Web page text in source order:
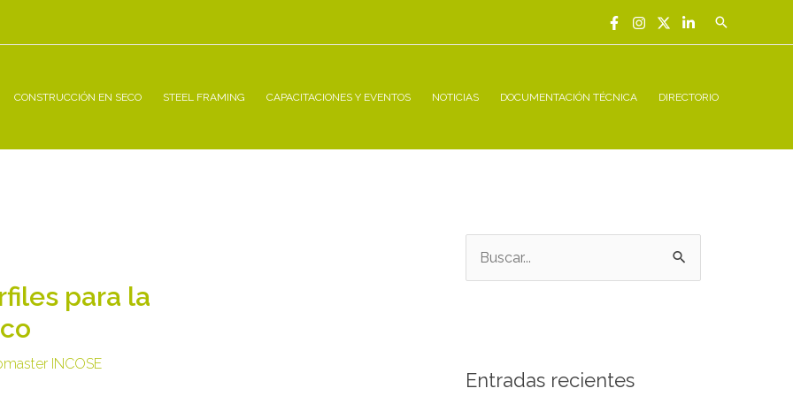
Buscar
CONSTRUCCIÓN EN SECO STEEL FRAMING CAPACITACIONES Y EVENTOS NOTICIAS DOCUMENTACIÓN TÉCNICA DIRECTORIO
para la
INCOSE
a
Entradas recientes